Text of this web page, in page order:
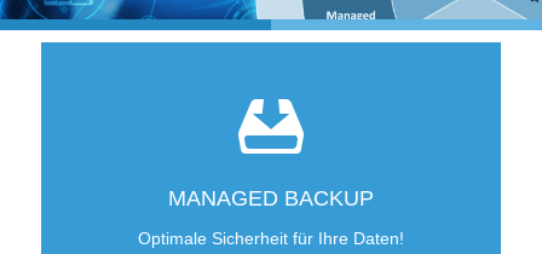
MANAGED BACKUP
Optimale Sicherheit für Ihre Daten!